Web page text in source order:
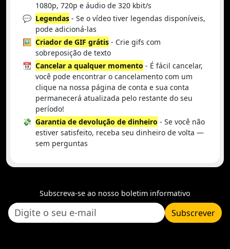
1080p, 720p e áudio de 320 kbit/s
💬 Legendas - Se o vídeo tiver legendas disponíveis,
pode adicioná-las
🖼️ Criador de GIF grátis - Crie gifs com
sobreposição de texto
📆 Cancelar a qualquer momento - É fácil cancelar,
você pode encontrar o cancelamento com um
clique na nossa página de conta e sua conta
permanecerá atualizada pelo restante do seu
período!
💸 Garantia de devolução de dinheiro - Se você não
estiver satisfeito, receba seu dinheiro de volta —
sem perguntas
Subscreva-se ao nosso boletim informativo
Subscrever